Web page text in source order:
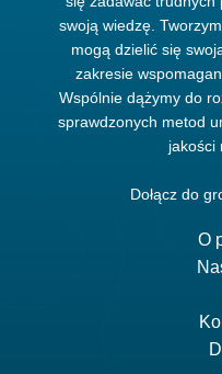
swoją wiedzę.
mogą dzielić się
zakresie
Wspólnie dążymy do
sprawdzonych metod
jakości
Dołącz do
O